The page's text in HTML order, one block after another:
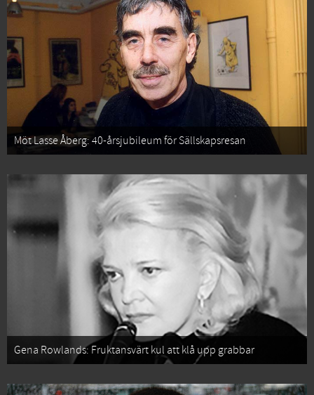
Möt Lasse Åberg: 40-årsjubileum för Sällskapsresan
Gena Rowlands: Fruktansvärt kul att klå upp grabbar